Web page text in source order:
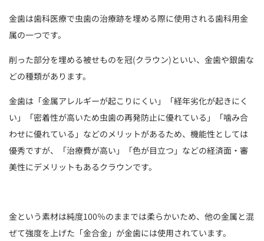
金歯は歯科医療で虫歯の治療跡を埋める際に使用される歯科用金
属の一つです。
削った部分を埋める被せものを冠(クラウン)といい、金歯や銀歯な
どの種類があります。
金歯は「金属アレルギーが起こりにくい」「経年劣化が起きにく
い」「密着性が高いため虫歯の再発防止に優れている」「噛み合
わせに優れている」などのメリットがあるため、機能性としては
優秀ですが、「治療費が高い」「色が目立つ」などの経済面・審
美性にデメリットもあるクラウンです。
金という素材は純度100％のままでは柔らかいため、他の金属と混
ぜて強度を上げた「金合金」が金歯には使用されています。